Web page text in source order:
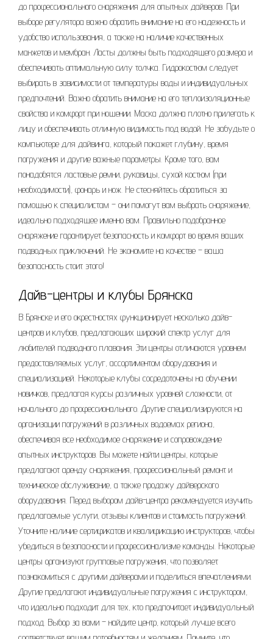
до профессионального снаряжения для опытных дайверов. При
выборе регулятора важно обратить внимание на его надежность и
удобство использования, а также на наличие качественных
манжетов и мембран. Ласты должны быть подходящего размера и
обеспечивать оптимальную силу толчка. Гидрокостюм следует
выбирать в зависимости от температуры воды и индивидуальных
предпочтений. Важно обратить внимание на его теплоизоляционные
свойства и комфорт при ношении. Маска должна плотно прилегать к
лицу и обеспечивать отличную видимость под водой. Не забудьте о
компьютере для дайвинга, который покажет глубину, время
погружения и другие важные параметры. Кроме того, вам
понадобятся ластовые ремни, рукавицы, сухой костюм (при
необходимости), фонарь и нож. Не стесняйтесь обратиться за
помощью к специалистам – они помогут вам выбрать снаряжение,
идеально подходящее именно вам. Правильно подобранное
снаряжение гарантирует безопасность и комфорт во время ваших
подводных приключений. Не экономите на качестве – ваша
безопасность стоит этого!
Дайв-центры и клубы Брянска
В Брянске и его окрестностях функционирует несколько дайв-
центров и клубов, предлагающих широкий спектр услуг для
любителей подводного плавания. Эти центры отличаются уровнем
предоставляемых услуг, ассортиментом оборудования и
специализацией. Некоторые клубы сосредоточены на обучении
новичков, предлагая курсы различных уровней сложности, от
начального до профессионального. Другие специализируются на
организации погружений в различных водоемах региона,
обеспечивая все необходимое снаряжение и сопровождение
опытных инструкторов. Вы можете найти центры, которые
предлагают аренду снаряжения, профессиональный ремонт и
техническое обслуживание, а также продажу дайверского
оборудования. Перед выбором дайв-центра рекомендуется изучить
предлагаемые услуги, отзывы клиентов и стоимость погружений.
Уточните наличие сертификатов и квалификацию инструкторов, чтобы
убедиться в безопасности и профессионализме команды. Некоторые
центры организуют групповые погружения, что позволяет
познакомиться с другими дайверами и поделиться впечатлениями.
Другие предлагают индивидуальные погружения с инструктором,
что идеально подходит для тех, кто предпочитает индивидуальный
подход. Выбор за вами – найдите центр, который лучше всего